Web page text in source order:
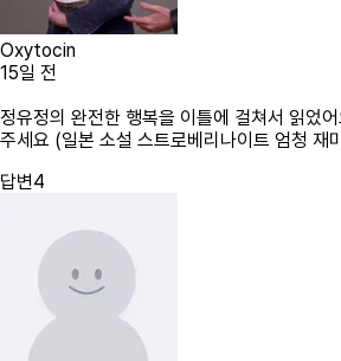
Oxytocin
15일 전
정유정의 완전한 행복을 이틀에 걸쳐서 읽었
주세요 (일본 소설 스트로베리나이트 엄청 재
답변4